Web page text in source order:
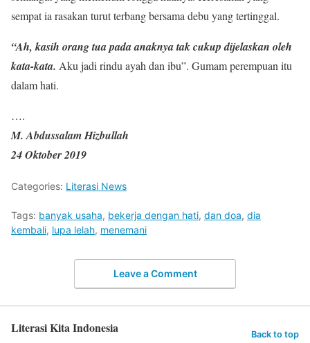
sempat ia rasakan turut terbang bersama debu yang tertinggal.
“Ah, kasih orang tua pada anaknya tak cukup dijelaskan oleh
kata-kata. Aku jadi rindu ayah dan ibu”. Gumam perempuan itu
dalam hati.
….
M. Abdussalam Hizbullah
24 Oktober 2019
Categories: Literasi News
Tags: banyak usaha, bekerja dengan hati, dan doa, dia
kembali, lupa lelah, menemani
Leave a Comment
Literasi Kita Indonesia Back to top